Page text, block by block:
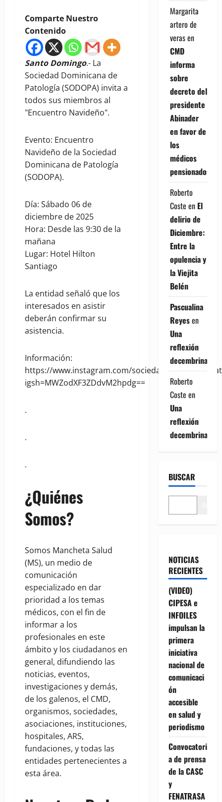
Comparte Nuestro
Contenido
Santo Domingo.- La
Sociedad Dominicana de
Patología (SODOPA) invita a
todos sus miembros al
"Encuentro Navideño".
Evento: Encuentro
Navideño de la Sociedad
Dominicana de Patología
(SODOPA).
Día: Sábado 06 de
diciembre de 2025
Hora: Desde las 9:30 de la
mañana
Lugar: Hotel Hilton
Santiago
La entidad señaló que los
interesados en asistir
deberán confirmar su
asistencia.
Información:
https://www.instagram.com/
igsh=MWZodXF3ZDdvM2hpdg==
.
.
.
¿Quiénes
Somos?
Somos Mancheta Salud
(MS), un medio de
comunicación
especializado en dar
prioridad a los temas
médicos, con el fin de
informar a los
profesionales en este
ámbito y los ciudadanos en
general, difundiendo las
noticias, eventos,
investigaciones y demás,
de los galenos, el CMD,
organismos, sociedades,
asociaciones, instituciones,
hospitales, ARS,
fundaciones, y todas las
entidades pertenecientes a
esta área.
Margarita
artero de
verasen
CMD
informa
sobre
decreto del
presidente
Abinader
en favor de
los
médicos
pensionados
Roberto
Coste en El
delirio de
Diciembre:
Entre la
opulencia y
la Viejita
Belén
Pascualina
Reyesen
Una
reflexión
decembrina
Roberto
Coste en
Una
reflexión
decembrina
BUSCAR
NOTICIAS
RECIENTES
(VIDEO)
CIPESA e
INFOILES
impulsan la
primera
iniciativa
nacional de
comunicaci
ón
accesible
en salud y
periodismo
Convocatori
a de prensa
de la CASC
y
FENATRASA